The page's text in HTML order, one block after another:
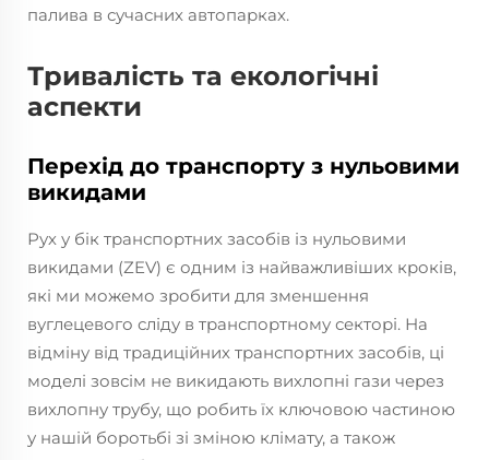
палива в сучасних автопарках.
Тривалість та екологічні
аспекти
Перехід до транспорту з нульовими
викидами
Рух у бік транспортних засобів із нульовими
викидами (ZEV) є одним із найважливіших кроків,
які ми можемо зробити для зменшення
вуглецевого сліду в транспортному секторі. На
відміну від традиційних транспортних засобів, ці
моделі зовсім не викидають вихлопні гази через
вихлопну трубу, що робить їх ключовою частиною
у нашій боротьбі зі зміною клімату, а також